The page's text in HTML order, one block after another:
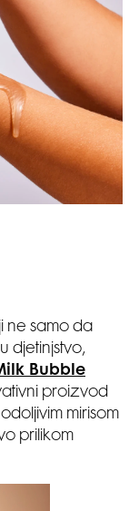
ne samo da
djetinjstvo,
Bubble
proizvod
mirisom
prilikom